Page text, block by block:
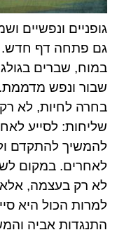
גופניים ונפשיים
גם פתחה דף חדש.
במוח, שברים
שבור ונפש
בחרה לחיות, לא
שליחות: לסייע
להמשיך להתקדם
לאחרים. במקום
לא רק בעצמה, אלא
למרות הכול היא
התנגדות אביה